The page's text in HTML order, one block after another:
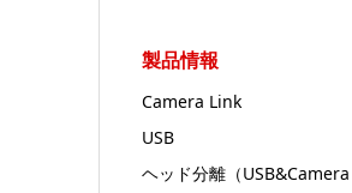
製品情報
Camera Link
USB
ヘッド分離（